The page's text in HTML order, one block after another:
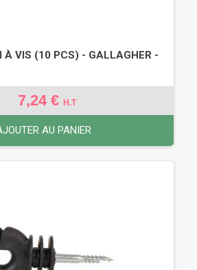
À VIS (10 PCS) - GALLAGHER -
7,24 € H.T
AU PANIER